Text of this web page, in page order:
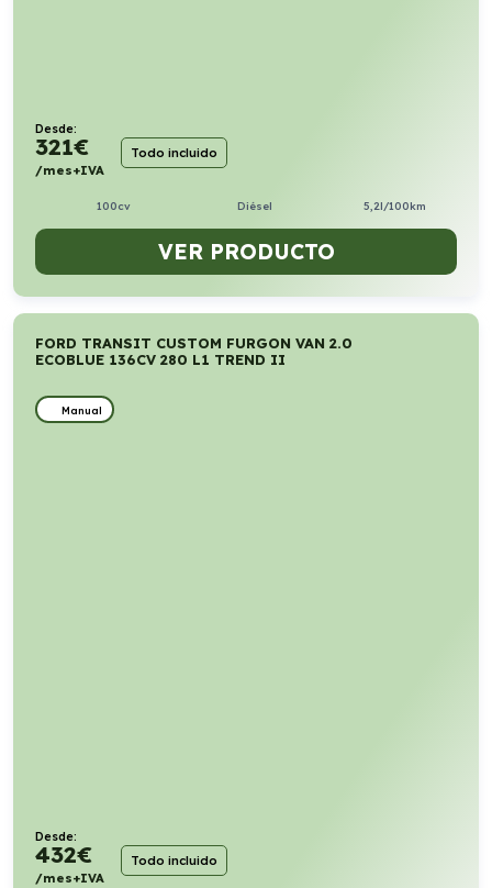
Desde:
321€
/mes+IVA
Todo incluido
100cv Diésel 5,2l/100km
VER PRODUCTO
FORD TRANSIT CUSTOM FURGON VAN 2.0
ECOBLUE 136CV 280 L1 TREND II
Manual
Desde:
432€
/mes+IVA
Todo incluido